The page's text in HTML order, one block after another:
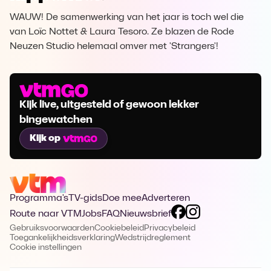
WAUW! De samenwerking van het jaar is toch wel die
van Loïc Nottet & Laura Tesoro. Ze blazen de Rode
Neuzen Studio helemaal omver met 'Strangers'!
Kijk live, uitgesteld of gewoon lekker
bingewatchen
Kijk op
Programma's TV-gidsDoe meeAdverteren
Route naar VTMJobsFAQNieuwsbrief
GebruiksvoorwaardenCookiebeleidPrivacybeleid
ToegankelijkheidsverklaringWedstrijdreglement
Cookie instellingen